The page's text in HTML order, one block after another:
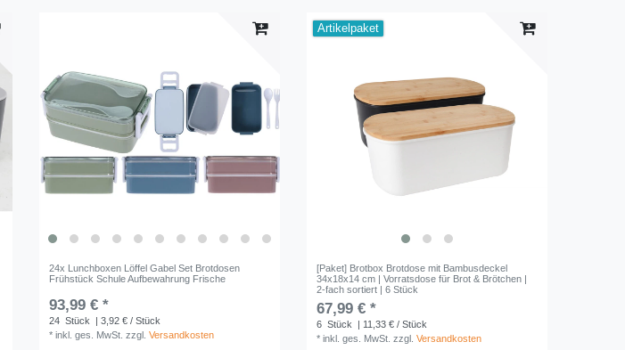
24x Lunchboxen Löffel Gabel Set Brotdosen
Frühstück Schule Aufbewahrung Frische
93,99 € *
24 Stück
| 3,92 € / Stück
*inkl. ges. MwSt. zzgl.Versandkosten
Artikelpaket
[Paket] Brotbox Brotdose mit Bambusdeckel
34x18x14 cm | Vorratsdose für Brot & Brötchen |
2-fach sortiert | 6 Stück
67,99 € *
6 Stück
| 11,33 € / Stück
*inkl. ges. MwSt. zzgl.Versandkosten